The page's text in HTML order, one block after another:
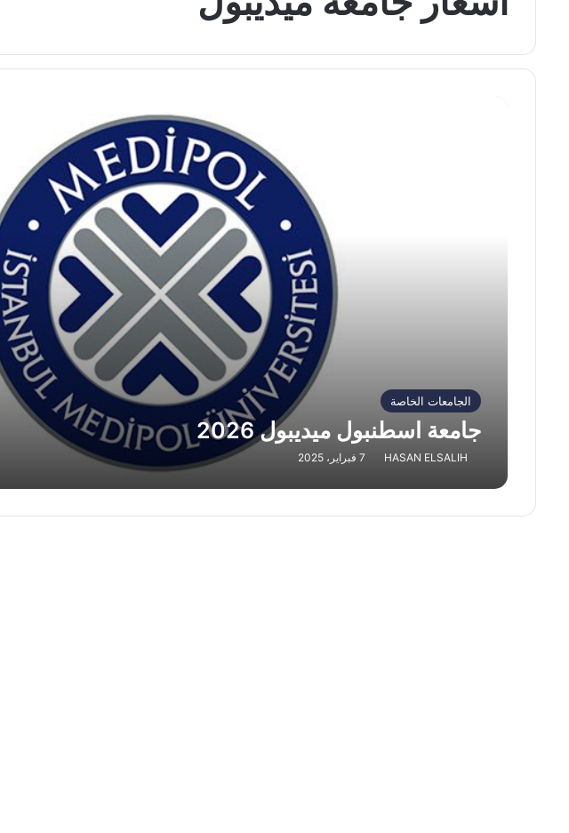
الجامعات الخاصة
جامعة اسطنبول ميديبول 2026
HASAN ELSALIH 7 فبراير، 2025